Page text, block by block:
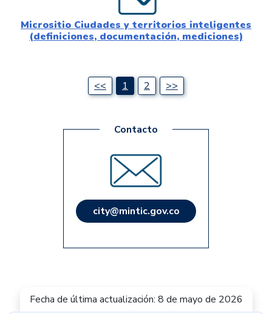
Micrositio Ciudades y territorios inteligentes
(definiciones, documentación, mediciones)
<< 1 2 >>
city@mintic.gov.co
Fecha de última actualización: 8 de mayo de 2026